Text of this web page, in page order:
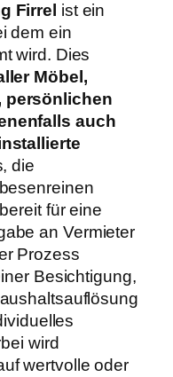
Firrel ist ein
dem ein
wird. Dies
Möbel,
persönlichen
auch
die
für eine
an Vermieter
Prozess
Besichtigung,
wird
wertvolle oder